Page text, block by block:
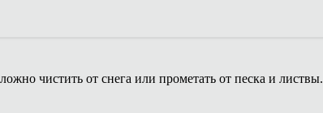
чистить от снега или прометать от песка и листвы.